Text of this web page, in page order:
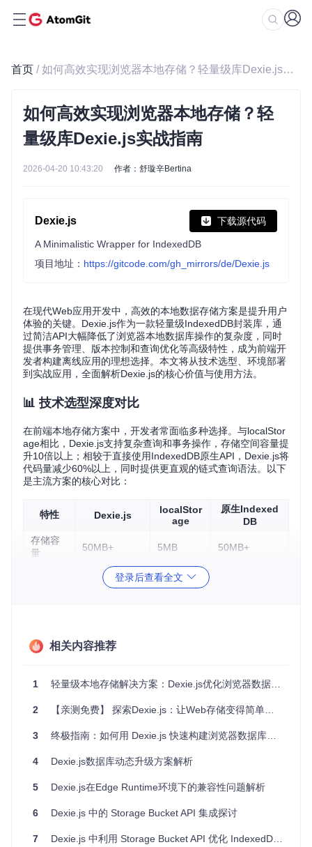
首页 / 如何高效实现浏览器本地存储？轻量级库Dexie.js实战指南
如何高效实现浏览器本地存储？轻
量级库Dexie.js实战指南
2026-04-20 10:43:20 作者：舒璇辛Bertina
Dexie.js 下载源代码
A Minimalistic Wrapper for IndexedDB
项目地址： https://gitcode.com/gh_mirrors/de/Dexie.js
在现代Web应用开发中，高效的本地数据存储方案是提升用户
体验的关键。Dexie.js作为一款轻量级IndexedDB封装库，通
过简洁API大幅降低了浏览器本地数据库操作的复杂度，同时
提供事务管理、版本控制和查询优化等高级特性，成为前端开
发者构建离线应用的理想选择。本文将从技术选型、环境部署
到实战应用，全面解析Dexie.js的核心价值与使用方法。
📊 技术选型深度对比
在前端本地存储方案中，开发者常面临多种选择。与localStor
age相比，Dexie.js支持复杂查询和事务操作，存储空间容量提
升10倍以上；相较于直接使用IndexedDB原生API，Dexie.js将
代码量减少60%以上，同时提供更直观的链式查询语法。以下
是主流方案的核心对比：
特性 Dexie.js
localStor
age
原生Indexed
DB
存储容
量
50MB+ 5MB 50MB+
支持复杂索引
仅键值对
代码简
洁度
高
线
平缓 陡峭
Dexie.js特别适合需要处理结构化数据、频繁读写操作或离线
平台。
💻 环境部署全指南
准备工作
开始使用Dexie.js前，确保开发环境满足以下要求：
Node.js 14.0+（推荐使用LTS版本）
登录后查看全文
相关内容推荐
1 轻量级本地存储解决方案：Dexie.js优化浏览器数据库操作指南
2 【亲测免费】 探索Dexie.js：让Web存储变得简单而强大
3 终极指南：如何用 Dexie.js 快速构建浏览器数据库应用 🚀
4 Dexie.js数据库动态升级方案解析
5 Dexie.js在Edge Runtime环境下的兼容性问题解析
6 Dexie.js 中的 Storage Bucket API 集成探讨
7 Dexie.js 中利用 Storage Bucket API 优化 IndexedDB 存储